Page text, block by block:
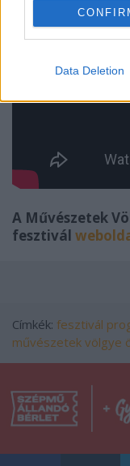
Data Deletion
A Művészetek
fesztivál
Címkék: fesztivál
művészetek völgye